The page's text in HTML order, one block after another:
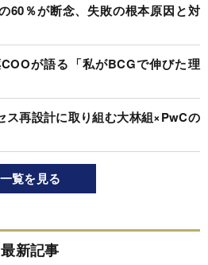
60％が断念、失敗の根本原因と対
が語る「私がBCGで伸びた理
ス再設計に取り組む大林組×PwCの
一覧を見る
最新記事